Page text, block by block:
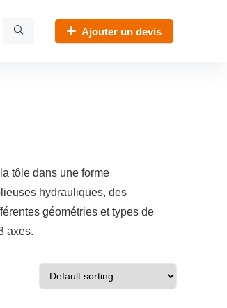
Ajouter un devis
tôle dans une forme
hydrauliques, des
géométries et types de
axes.